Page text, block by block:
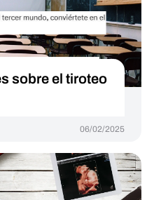
sobre el tiroteo
06/02/2025